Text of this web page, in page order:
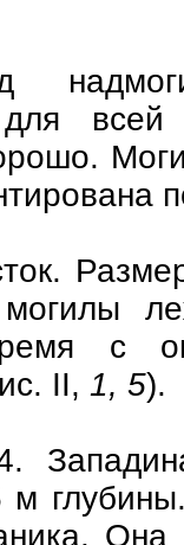
всей
с
II, 1, 5).
м